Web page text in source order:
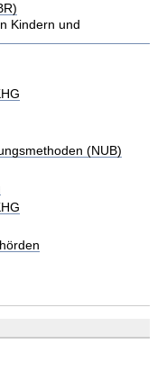
Kindern und
(NUB)